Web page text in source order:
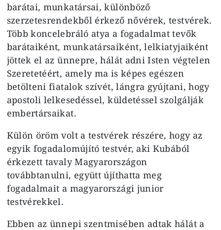
barátai, munkatársai, különböző
szerzetesrendekből érkező nővérek, testvérek.
Több koncelebráló atya a fogadalmat tevők
barátaiként, munkatársaiként, lelkiatyjaiként
jöttek el az ünnepre, hálát adni Isten végtelen
Szeretetéért, amely ma is képes egészen
betölteni fiatalok szívét, lángra gyújtani, hogy
apostoli lelkesedéssel, küldetéssel szolgálják
embertársaikat.
Külön öröm volt a testvérek részére, hogy az
egyik fogadalomújító testvér, aki Kubából
érkezett tavaly Magyarországon
továbbtanulni, együtt újíthatta meg
fogadalmait a magyarországi junior
testvérekkel.
Ebben az ünnepi szentmisében adtak hálát a